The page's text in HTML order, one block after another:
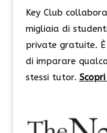
Key Club
migliaia di
private gratuite.
di imparare
stessi tutor.